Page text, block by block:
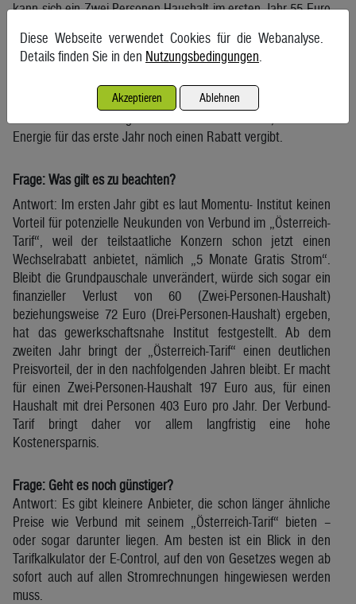
kann sich ein Zwei-Personen-Haushalt im ersten Jahr 55 Euro
Energie einen Vertrag bei Verbund im „Österreich-Tarif“
abschließt. Ab dem zweiten Jahr kann sich derselbe Haushalt
sogar 130 Euro ersparen. Bei einem Drei-Personen-Haushalt
macht die Ersparnis laut den Berechnungen 74 Euro aus, ab
Energie für das erste Jahr noch einen Rabatt vergibt.
Frage: Was gilt es zu beachten?
Antwort: Im ersten Jahr gibt es laut Momentu- Institut keinen
Vorteil für potenzielle Neukunden von Verbund im „Österreich-
Tarif“, weil der teilstaatliche Konzern schon jetzt einen
Wechselrabatt anbietet, nämlich „5 Monate Gratis Strom“.
Bleibt die Grundpauschale unverändert, würde sich sogar ein
finanzieller Verlust von 60 (Zwei-Personen-Haushalt)
beziehungsweise 72 Euro (Drei-Personen-Haushalt) ergeben,
hat das gewerkschaftsnahe Institut festgestellt. Ab dem
zweiten Jahr bringt der „Österreich-Tarif“ einen deutlichen
Preisvorteil, der in den nachfolgenden Jahren bleibt. Er macht
für einen Zwei-Personen-Haushalt 197 Euro aus, für einen
Haushalt mit drei Personen 403 Euro pro Jahr. Der Verbund-
Tarif bringt daher vor allem langfristig eine hohe
Kostenersparnis.
Frage: Geht es noch günstiger?
Antwort: Es gibt kleinere Anbieter, die schon länger ähnliche
Preise wie Verbund mit seinem „Österreich-Tarif“ bieten –
oder sogar darunter liegen. Am besten ist ein Blick in den
Tarifkalkulator der E-Control, auf den von Gesetzes wegen ab
sofort auch auf allen Stromrechnungen hingewiesen werden
muss.
Diese Webseite verwendet Cookies für die Webanalyse.
Details finden Sie in den Nutzungsbedingungen
Akzeptieren Ablehnen